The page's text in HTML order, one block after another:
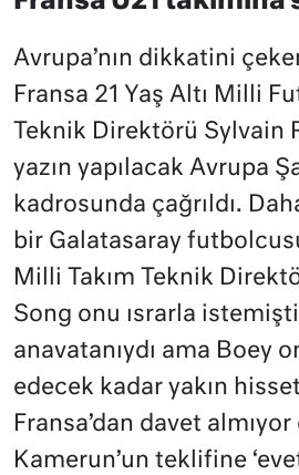
Avrupa’nın dikkatini
Fransa 21 Yaş Altı Milli
Teknik Direktörü Sylvain
yazın yapılacak Avrupa
kadrosunda çağrıldı.
bir Galatasaray
Milli Takım Teknik
Song onu ısrarla
anavatanıydı ama Boey
edecek kadar yakın
Fransa’dan davet almıyor
Kamerun’un teklifine